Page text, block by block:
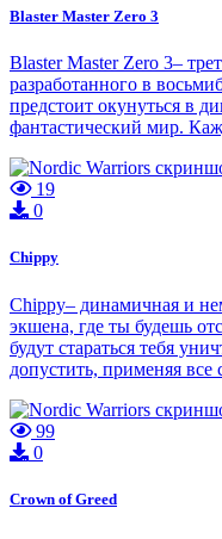
Blaster Master Zero 3
Blaster Master Zero 3–
разработанного в
предстоит окунуться в
фантастический мир.
19
0
Chippy
Chippy– динамичная и
экшена, где ты будешь
будут стараться тебя
допустить, применяя
99
0
Crown of Greed